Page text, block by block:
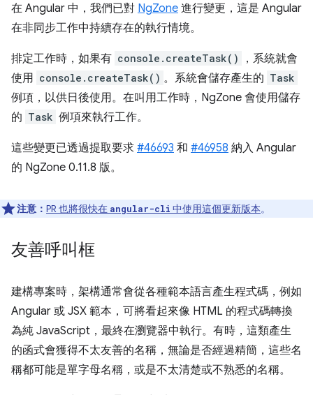
在 Angular 中，我們已對 NgZone 進行變更，這是 Angular
在非同步工作中持續存在的執行情境。
排定工作時，如果有 console.createTask()
，系統就會
使用 console.createTask() 。系統會儲存產生的 Task
例項，以供日後使用。在叫用工作時，NgZone 會使用儲存
的 Task 例項來執行工作。
這些變更已透過提取要求 #46693 和 #46958 納入 Angular
的 NgZone 0.11.8 版。
注意： PR 也將很快在 angular-cli 中使用這個更新版本。
友善呼叫框
建構專案時，架構通常會從各種範本語言產生程式碼，例如
Angular 或 JSX 範本，可將看起來像 HTML 的程式碼轉換
為純 JavaScript，最終在瀏覽器中執行。有時，這類產生
的函式會獲得不太友善的名稱，無論是否經過精簡，這些名
稱都可能是單字母名稱，或是不太清楚或不熟悉的名稱。